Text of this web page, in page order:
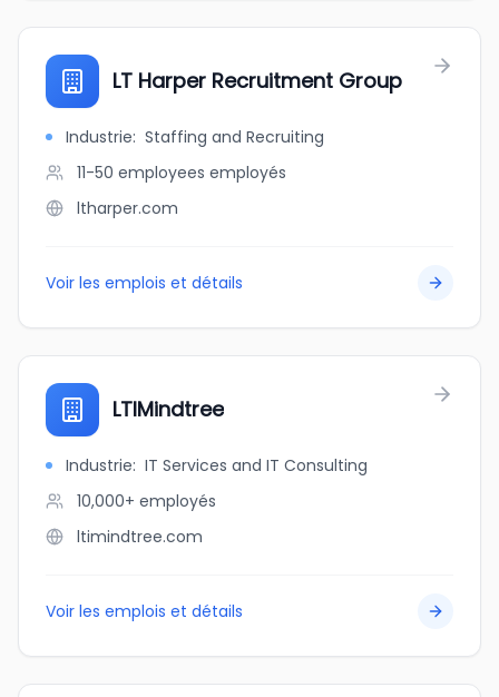
LT Harper Recruitment Group
Industrie: Staffing and Recruiting
11-50 employees employés
ltharper.com
Voir les emplois et détails
LTIMindtree
Industrie: IT Services and IT Consulting
10,000+ employés
ltimindtree.com
Voir les emplois et détails